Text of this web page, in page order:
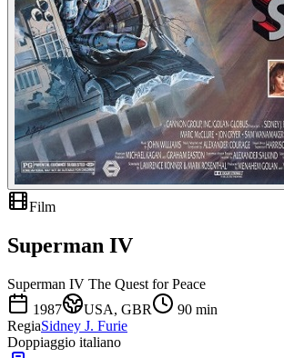
Film
Superman IV
Superman IV The Quest for Peace
1987
USA, GBR 90 min
RegiaSidney J. Furie
Doppiaggio italiano